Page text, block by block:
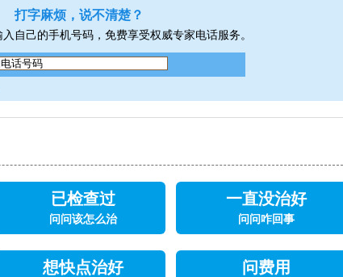
打字麻烦，说不清楚？
自己的手机号码，免费享受权威专家电话服务。
已检查过
问问该怎么治
一直没治好
问问咋回事
想快点治好 问费用